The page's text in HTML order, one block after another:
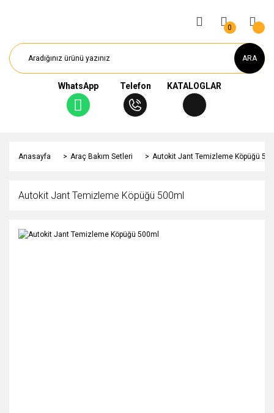
ARA
WhatsApp Telefon KATALOGLAR
0
Anasayfa Araç Bakım Setleri Autokit Jant Temizleme Köpüğü
Autokit Jant Temizleme Köpüğü 500ml